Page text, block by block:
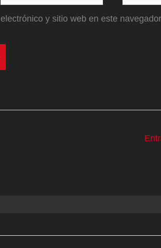
electrónico*
y sitio web en este